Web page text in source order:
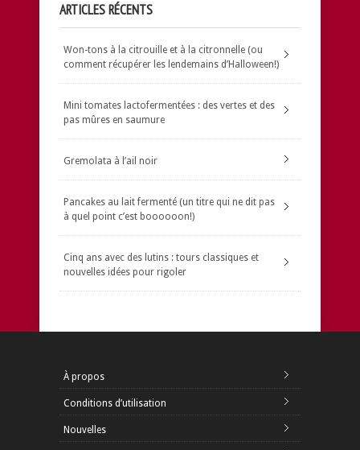
ARTICLES RÉCENTS
Won-tons à la citrouille et à la citronnelle (ou
comment récupérer les lendemains d’Halloween!)
Mini tomates lactofermentées : des vertes et des
pas mûres en saumure
Gremolata à l’ail noir
Pancakes au lait fermenté (un titre qui ne dit pas
à quel point c’est boooooon!)
Cinq ans avec des lutins : tours classiques et
nouvelles idées pour rigoler
À propos
Conditions d’utilisation
Nouvelles